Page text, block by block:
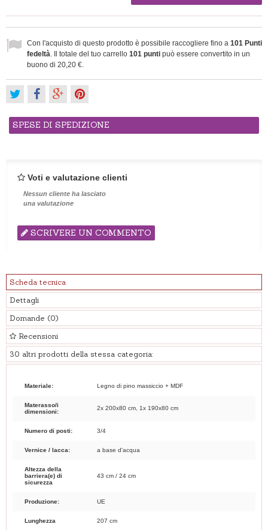
Con l'acquisto di questo prodotto è possibile raccogliere fino a 101 Punti
fedeltà . Il totale del tuo carrello 101 punti può essere convertito in un
buono di 20,20 €
SPESE DI SPEDIZIONE
Voti e valutazione clienti
Nessun cliente ha lasciato
una valutazione
SCRIVERE UN COMMENTO
Scheda tecnica
Dettagli
Domande (0)
Recensioni
30 altri prodotti della stessa categoria:
Materiale: Legno di pino massiccio + MDF
Materasso/i
dimensioni:
2x 200x80 cm, 1x 190x80 cm
Numero di posti: 3/4
Vernice / lacca: a base d'acqua
Altezza della
barriera(e) di
sicurezza
43 cm / 24 cm
Produzione: UE
Lunghezza 207 cm